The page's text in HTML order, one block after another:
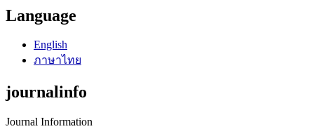
Language
English
ภาษาไทย
journalinfo
Journal Information